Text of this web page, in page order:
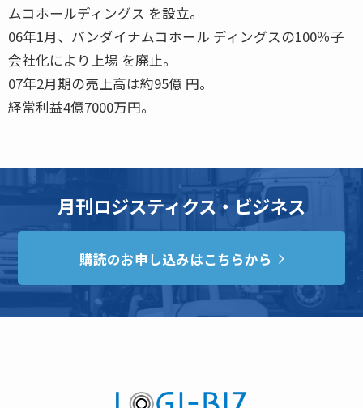
ムコホールディングス を設立。
06年1月、バンダイナムコホール ディングスの100％子
会社化により上場 を廃止。
07年2月期の売上高は約95億 円。
経常利益4億7000万円。
月刊ロジスティクス・ビジネス
購読のお申し込みはこちらから